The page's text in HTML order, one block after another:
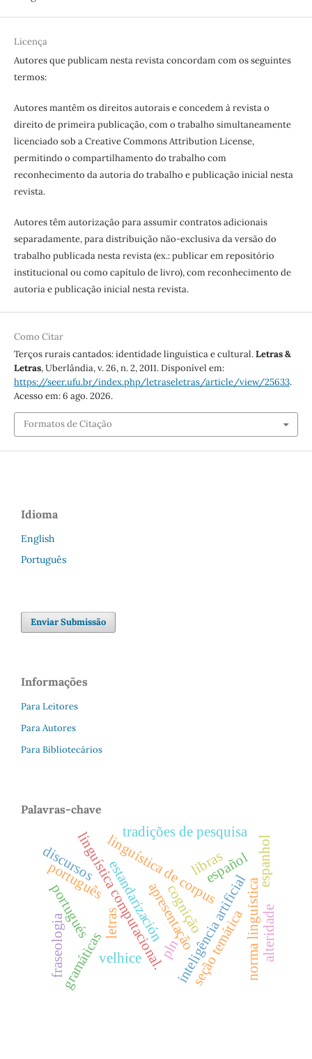
Licença
Autores que publicam nesta revista concordam com os seguintes
termos:
Autores mantêm os direitos autorais e concedem à revista o
direito de primeira publicação, com o trabalho simultaneamente
licenciado sob a Creative Commons Attribution License,
permitindo o compartilhamento do trabalho com
reconhecimento da autoria do trabalho e publicação inicial nesta
revista.
Autores têm autorização para assumir contratos adicionais
separadamente, para distribuição não-exclusiva da versão do
trabalho publicada nesta revista (ex.: publicar em repositório
institucional ou como capítulo de livro), com reconhecimento de
autoria e publicação inicial nesta revista.
Como Citar
Terços rurais cantados: identidade linguística e cultural.Letras &
Letras, Uberlândia, v. 26, n. 2, 2011. Disponível em:
https://seer.ufu.br/index.php/letraseletras/article/view/25633.
Acesso em: 6 ago. 2026.
Formatos de Citação
Idioma
English
Português
Enviar Submissão
Informações
Para Leitores
Para Autores
Para Bibliotecários
Palavras-chave
linguística de corpus
linguística computacional.inteligência artificial
letras apresentaçãoseção temática
cognição
tradições de pesquisa
estandarización
gramáticas
portugués
español
norma linguística
português espanhol
libras
fraseologia pln
velhice alteridade
discursos